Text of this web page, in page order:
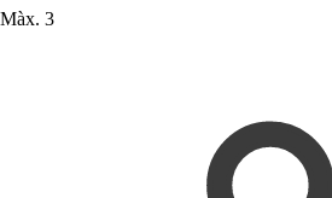
Màx. 3